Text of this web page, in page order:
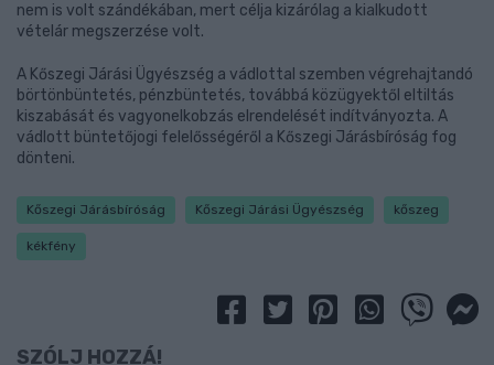
nem is volt szándékában, mert célja kizárólag a kialkudott
vételár megszerzése volt.
A Kőszegi Járási Ügyészség a vádlottal szemben végrehajtandó
börtönbüntetés, pénzbüntetés, továbbá közügyektől eltiltás
kiszabását és vagyonelkobzás elrendelését indítványozta. A
vádlott büntetőjogi felelősségéről a Kőszegi Járásbíróság fog
dönteni.
Kőszegi Járásbíróság Kőszegi Járási Ügyészség kőszeg
kékfény
SZÓLJ HOZZÁ!